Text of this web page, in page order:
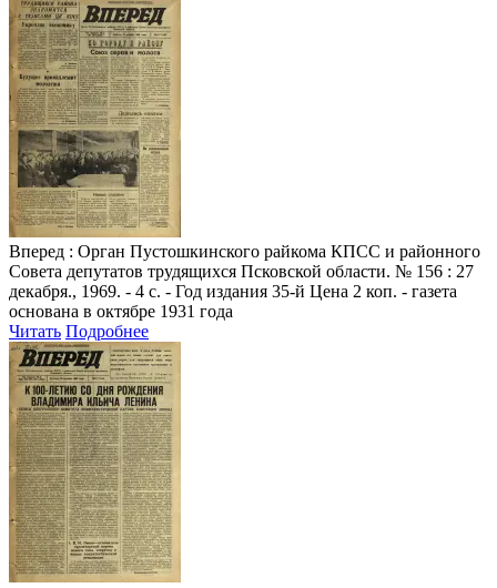
Вперед : Орган Пустошкинского райкома КПСС и районного
Совета депутатов трудящихся Псковской области. № 156 : 27
декабря., 1969. - 4 с. - Год издания 35-й Цена 2 коп. - газета
основана в октябре 1931 года
Читать Подробнее